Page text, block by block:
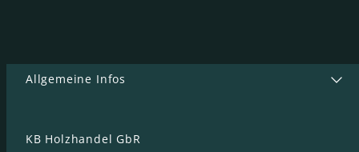
Allgemeine Infos
KB Holzhandel GbR